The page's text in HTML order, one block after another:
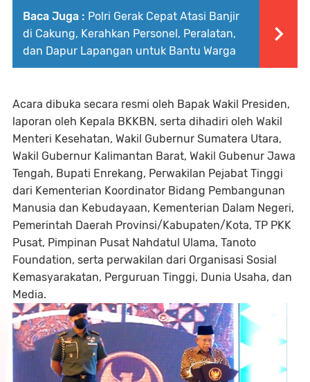
Baca Juga : Polri Gerak Cepat Atasi Banjir
di Cakung, Kerahkan Personel, Peralatan,
dan Dapur Lapangan untuk Bantu Warga
Acara dibuka secara resmi oleh Bapak Wakil Presiden,
laporan oleh Kepala BKKBN, serta dihadiri oleh Wakil
Menteri Kesehatan, Wakil Gubernur Sumatera Utara,
Wakil Gubernur Kalimantan Barat, Wakil Gubenur Jawa
Tengah, Bupati Enrekang, Perwakilan Pejabat Tinggi
dari Kementerian Koordinator Bidang Pembangunan
Manusia dan Kebudayaan, Kementerian Dalam Negeri,
Pemerintah Daerah Provinsi/Kabupaten/Kota, TP PKK
Pusat, Pimpinan Pusat Nahdatul Ulama, Tanoto
Foundation, serta perwakilan dari Organisasi Sosial
Kemasyarakatan, Perguruan Tinggi, Dunia Usaha, dan
Media.